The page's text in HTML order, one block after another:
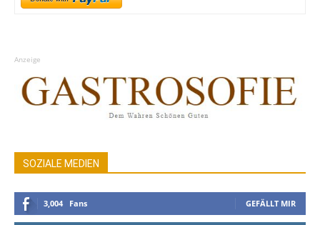
Anzeige
SOZIALE MEDIEN
3,004 Fans GEFÄLLT MIR